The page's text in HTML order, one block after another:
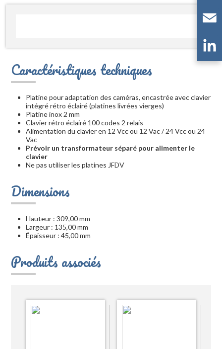
Caractéristiques techniques
Platine pour adaptation des caméras, encastrée avec clavier
intégré rétro éclairé (platines livrées vierges)
Platine inox 2 mm
Clavier rétro éclairé 100 codes 2 relais
Alimentation du clavier en 12 Vcc ou 12 Vac / 24 Vcc ou 24
Vac
Prévoir un transformateur séparé pour alimenter le
clavier
Ne pas utiliser les platines JFDV
Dimensions
Hauteur : 309,00 mm
Largeur : 135,00 mm
Épaisseur : 45,00 mm
Produits associés